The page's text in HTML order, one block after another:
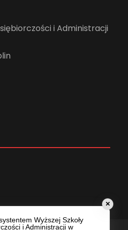
i Administracji
✕
Wyższej Szkoły
i Administracji w